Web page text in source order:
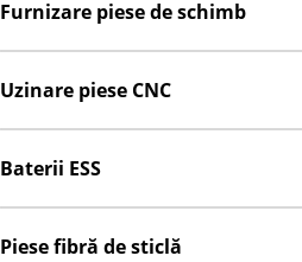
Furnizare piese de schimb
Uzinare piese CNC
Baterii ESS
Piese fibră de sticlă